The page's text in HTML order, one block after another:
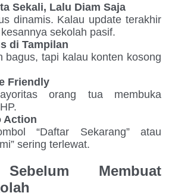
Sekali, Lalu Diam Saja
dinamis. Kalau update terakhir
sekolah pasif.
di Tampilan
bagus, tapi kalau konten kosong
Friendly
orang tua membuka
Action
“Daftar Sekarang” atau
sering terlewat.
Membuat